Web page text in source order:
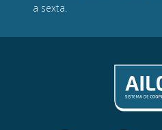
a sexta.